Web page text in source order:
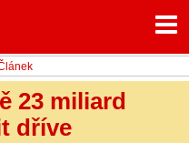
23 miliard
dříve